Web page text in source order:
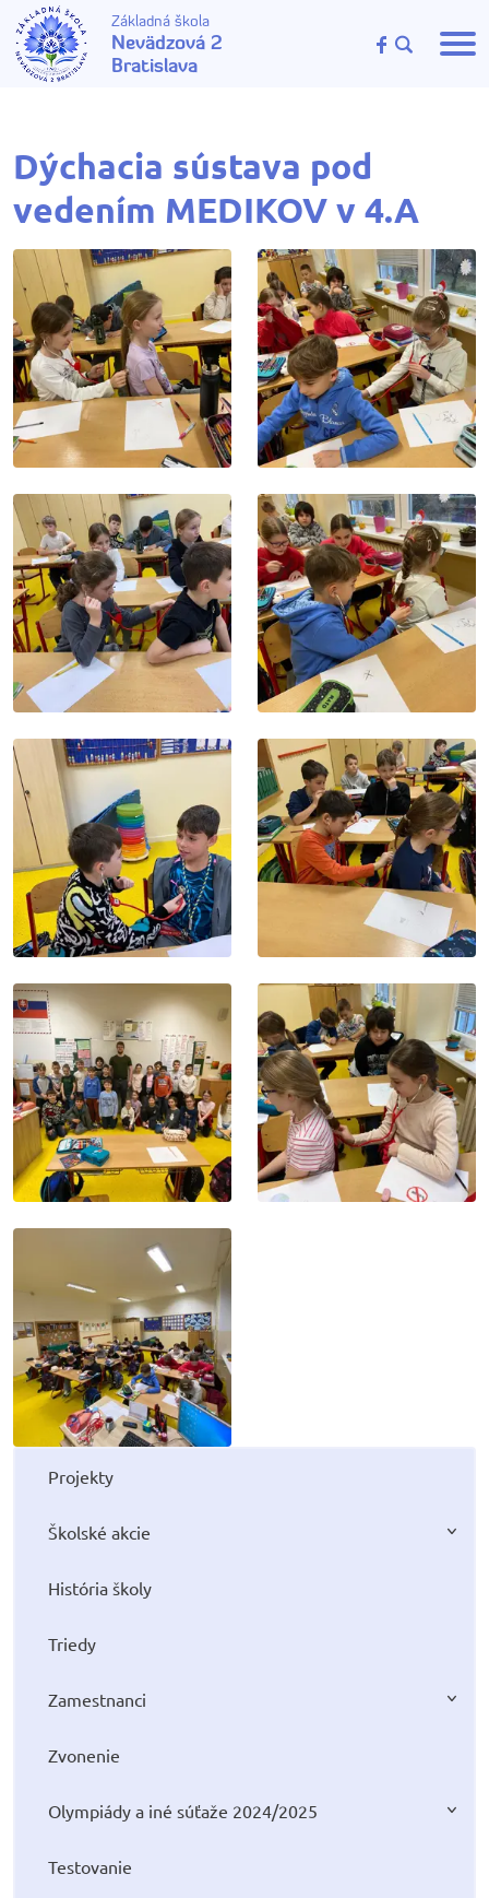
Základná škola
Nevädzová 2
Bratislava
Dýchacia sústava pod
vedením MEDIKOV v 4.A
Projekty
Školské akcie
História školy
Triedy
Zamestnanci
Zvonenie
Olympiády a iné súťaže 2024/2025
Testovanie